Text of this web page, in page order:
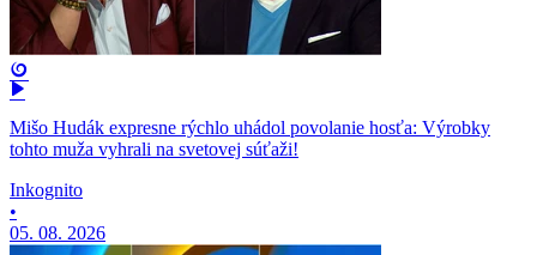
Mišo Hudák expresne rýchlo uhádol povolanie hosťa: Výrobky
tohto muža vyhrali na svetovej súťaži!
Inkognito
•
05. 08. 2026